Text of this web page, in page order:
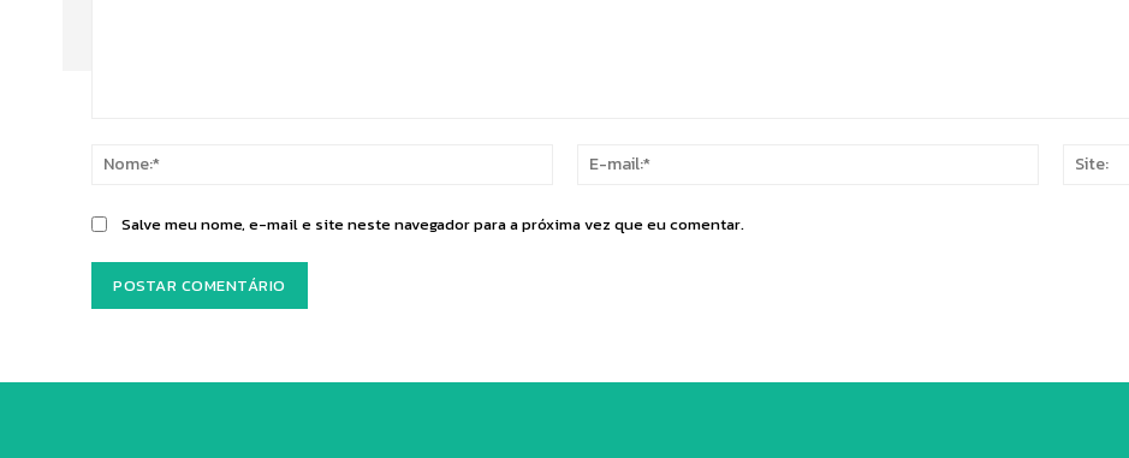
Nome:*
Salve meu nome, e-mail e site neste navegador para a próxima vez que eu comentar.